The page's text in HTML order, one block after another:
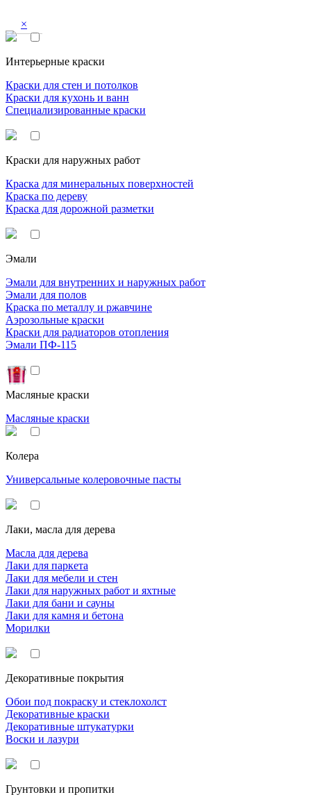
×
Интерьерные краски
Краски для стен и потолков
Краски для кухонь и ванн
Специализированные краски
Краски для наружных работ
Краска для минеральных поверхностей
Краска по дереву
Краска для дорожной разметки
Эмали
Эмали для внутренних и наружных работ
Эмали для полов
Краска по металлу и ржавчине
Аэрозольные краски
Краски для радиаторов отопления
Эмали ПФ-115
Масляные краски
Масляные краски
Колера
Универсальные колеровочные пасты
Лаки, масла для дерева
Масла для дерева
Лаки для паркета
Лаки для мебели и стен
Лаки для наружных работ и яхтные
Лаки для бани и сауны
Лаки для камня и бетона
Морилки
Декоративные покрытия
Обои под покраску и стеклохолст
Декоративные краски
Декоративные штукатурки
Воски и лазури
Грунтовки и пропитки